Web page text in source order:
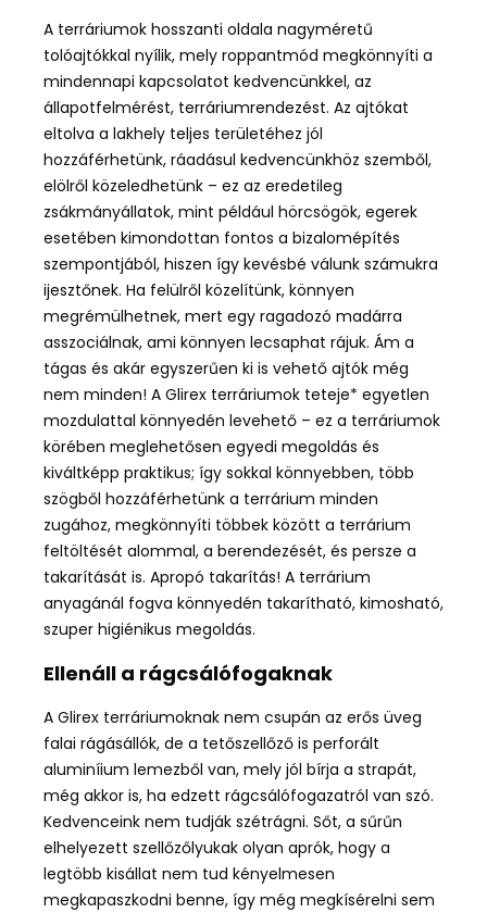
A terráriumok hosszanti oldala nagyméretű
tolóajtókkal nyílik, mely roppantmód megkönnyíti a
mindennapi kapcsolatot kedvencünkkel, az
állapotfelmérést, terráriumrendezést. Az ajtókat
eltolva a lakhely teljes területéhez jól
hozzáférhetünk, ráadásul kedvencünkhöz szemből,
elölről közeledhetünk – ez az eredetileg
zsákmányállatok, mint például hörcsögök, egerek
esetében kimondottan fontos a bizalomépítés
szempontjából, hiszen így kevésbé válunk számukra
ijesztőnek. Ha felülről közelítünk, könnyen
megrémülhetnek, mert egy ragadozó madárra
asszociálnak, ami könnyen lecsaphat rájuk. Ám a
tágas és akár egyszerűen ki is vehető ajtók még
nem minden! A Glirex terráriumok teteje* egyetlen
mozdulattal könnyedén levehető – ez a terráriumok
körében meglehetősen egyedi megoldás és
kiváltképp praktikus; így sokkal könnyebben, több
szögből hozzáférhetünk a terrárium minden
zugához, megkönnyíti többek között a terrárium
feltöltését alommal, a berendezését, és persze a
takarítását is. Apropó takarítás! A terrárium
anyagánál fogva könnyedén takarítható, kimosható,
szuper higiénikus megoldás.
Ellenáll a rágcsálófogaknak
A Glirex terráriumoknak nem csupán az erős üveg
falai rágásállók, de a tetőszellőző is perforált
aluminíium lemezből van, mely jól bírja a strapát,
még akkor is, ha edzett rágcsálófogazatról van szó.
Kedvenceink nem tudják szétrágni. Sőt, a sűrűn
elhelyezett szellőzőlyukak olyan aprók, hogy a
legtöbb kisállat nem tud kényelmesen
megkapaszkodni benne, így még megkísérelni sem